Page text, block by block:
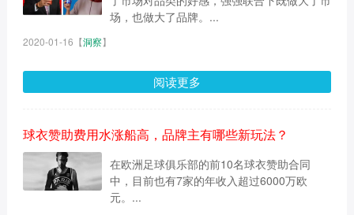
场，也做大了品牌。...
2020-01-16 【洞察】
阅读更多
球衣赞助费用水涨船高，品牌主有哪些新玩法？
在欧洲足球俱乐部的前10名球衣赞助合同
中，目前也有7家的年收入超过6000万欧
元。...